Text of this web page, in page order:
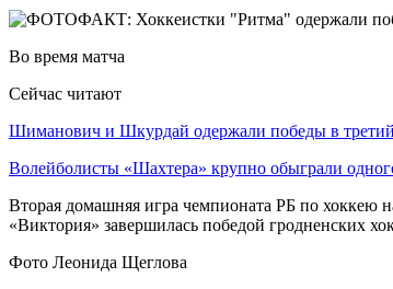
Во время матча
Сейчас читают
Шиманович и Шкурдай одержали победы в
Волейболисты «Шахтера» крупно обыграли
Вторая домашняя игра чемпионата РБ по хоккею
«Виктория» завершилась победой гродненских
Фото Леонида Щеглова